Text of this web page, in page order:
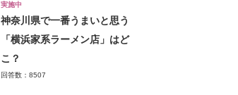
実施中
神奈川県で一番うまいと思う
「横浜家系ラーメン店」はど
こ？
回答数：8507